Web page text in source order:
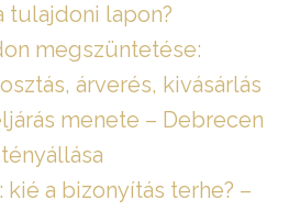
tulajdoni lapon?
megszüntetése:
árverés, kivásárlás
menete – Debrecen
kié a bizonyítás terhe? –